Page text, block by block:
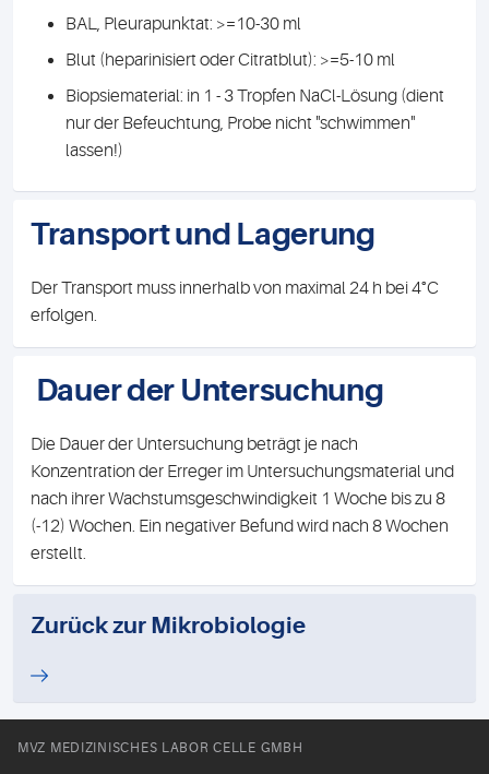
BAL, Pleurapunktat: >=10-30 ml
Blut (heparinisiert oder Citratblut): >=5-10 ml
Biopsiematerial: in 1 - 3 Tropfen NaCl-Lösung (dient
nur der Befeuchtung, Probe nicht "schwimmen"
lassen!)
Transport und Lagerung
Der Transport muss innerhalb von maximal 24 h bei 4°C
erfolgen.
Dauer der Untersuchung
Die Dauer der Untersuchung beträgt je nach
Konzentration der Erreger im Untersuchungsmaterial und
nach ihrer Wachstumsgeschwindigkeit 1 Woche bis zu 8
(-12) Wochen. Ein negativer Befund wird nach 8 Wochen
erstellt.
Zurück zur Mikrobiologie
MVZ MEDIZINISCHES LABOR CELLE GMBH